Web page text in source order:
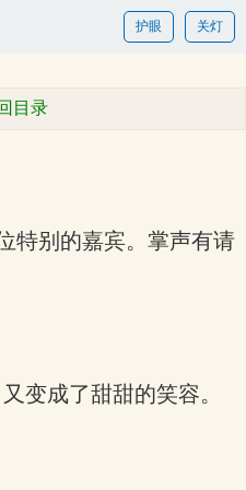
关灯
护眼
目录
特别的嘉宾。掌声有请
变成了甜甜的笑容。